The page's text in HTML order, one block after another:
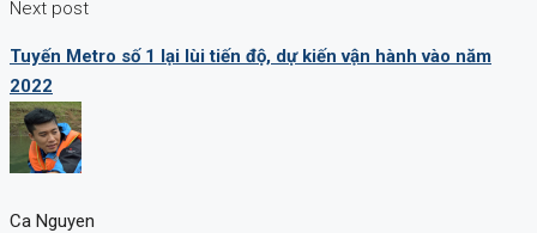
Next post
Tuyến Metro số 1 lại lùi tiến độ, dự kiến vận hành vào năm
2022
Ca Nguyen